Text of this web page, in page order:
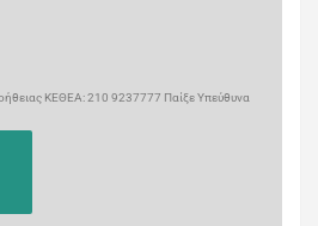
ΚΕΘΕΑ: 210 9237777 Παίξε Υπεύθυνα